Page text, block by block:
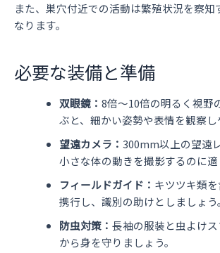
また、巣穴付近での活動は繁殖状況を察知
なります。
必要な装備と準備
双眼鏡： 8倍〜10倍の明るく視野
ぶと、細かい姿勢や表情を観察し
望遠カメラ： 300mm以上の望遠
小さな体の動きを撮影するのに適
フィールドガイド： キツツキ類
携行し、識別の助けとしましょう。
防虫対策： 長袖の服装と虫よけ
から身を守りましょう。